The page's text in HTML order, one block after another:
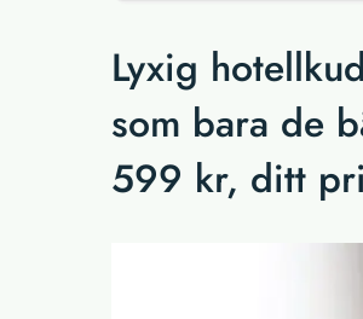
Lyxig
som bara de
599 kr, ditt